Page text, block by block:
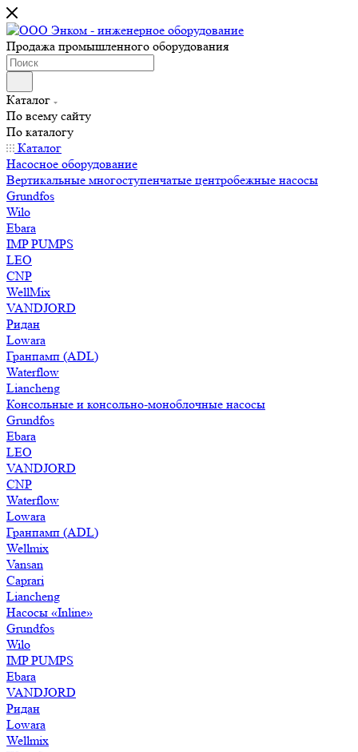
Продажа промышленного оборудования
Каталог
По всему сайту
По каталогу
Каталог
Насосное оборудование
Вертикальные многоступенчатые центробежные насосы
Grundfos
Wilo
Ebara
IMP PUMPS
LEO
CNP
WellMix
VANDJORD
Ридан
Lowara
Гранпамп (ADL)
Waterflow
Liancheng
Консольные и консольно-моноблочные насосы
Grundfos
Ebara
LEO
VANDJORD
CNP
Waterflow
Lowara
Гранпамп (ADL)
Wellmix
Vansan
Caprari
Liancheng
Насосы «Inline»
Grundfos
Wilo
IMP PUMPS
Ebara
VANDJORD
Ридан
Lowara
Wellmix